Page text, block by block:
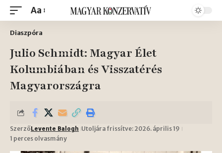
Aa
Diaszpóra
Julio Schmidt: Magyar Élet
Kolumbiában és Visszatérés
Magyarországra
Szerző Levente Balogh Utoljára frissítve: 2026. április 19
1 perces olvasmány